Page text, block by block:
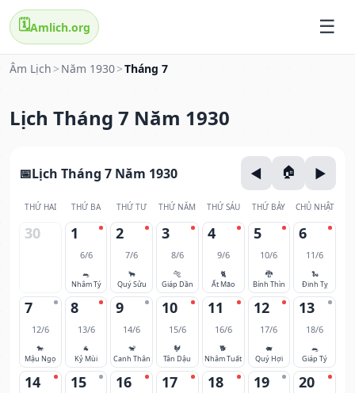
🗓️Amlich.org
Âm Lịch > Năm 1930>Tháng 7
Lịch Tháng 7 Năm 1930
Lịch Tháng 7 Năm 1930
THỨ HAI THỨ BA THỨ TƯ THỨ NĂM THỨ SÁU THỨ BẢY CHỦ NHẬT
30 1
6/6
🐀
Nhâm Tý
2
7/6
🐂
Quý Sửu
3
8/6
🐅
Giáp Dần
4
9/6
🐈
Ất Mão
5
10/6
🐉
Bính Thìn
6
11/6
🐍
Đinh Tỵ
7
12/6
🐎
Mậu Ngọ
8
13/6
🐐
Kỷ Mùi
9
14/6
🐒
Canh Thân
10
15/6
🐓
Tân Dậu
11
16/6
🐕
Nhâm Tuất
12
17/6
🐖
Quý Hợi
13
18/6
🐀
Giáp Tý
14 15 16 17 18 19 20